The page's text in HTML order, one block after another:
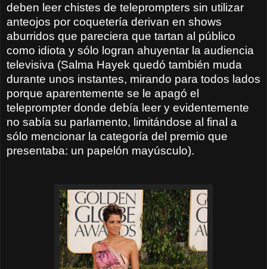
deben leer chistes de teleprompters sin utilizar
anteojos por coquetería derivan en shows
aburridos que pareciera que tartan al público
como idiota y sólo logran ahuyentar la audiencia
televisiva (Salma Hayek quedó también muda
durante unos instantes, mirando para todos lados
porque aparentemente se le apagó el
teleprompter donde debía leer y evidentemente
no sabía su parlamento, limitándose al final a
sólo mencionar la categoría del premio que
presentaba: un papelón mayúsculo).